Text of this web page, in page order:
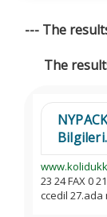
--- The
The
23 24 FAX 0
ccedil 27.ada